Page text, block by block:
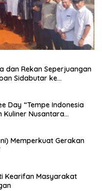
dan Rekan Seperjuangan
Sidabutar ke
Day “Tempe Indonesia
Kuliner Nusantara
Memperkuat Gerakan
Kearifan Masyarakat